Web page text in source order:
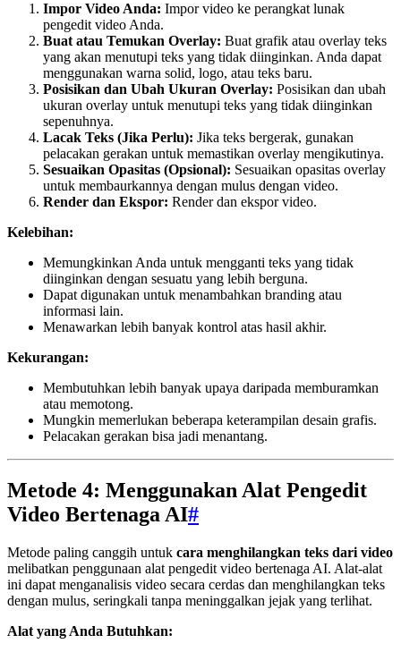
Impor Video Anda: Impor video ke perangkat lunak
pengedit video Anda.
Buat atau Temukan Overlay: Buat grafik atau overlay teks
yang akan menutupi teks yang tidak diinginkan. Anda dapat
menggunakan warna solid, logo, atau teks baru.
Posisikan dan Ubah Ukuran Overlay: Posisikan dan ubah
ukuran overlay untuk menutupi teks yang tidak diinginkan
sepenuhnya.
Lacak Teks (Jika Perlu): Jika teks bergerak, gunakan
pelacakan gerakan untuk memastikan overlay mengikutinya.
Sesuaikan Opasitas (Opsional): Sesuaikan opasitas overlay
untuk membaurkannya dengan mulus dengan video.
Render dan Ekspor: Render dan ekspor video.
Kelebihan:
Memungkinkan Anda untuk mengganti teks yang tidak
diinginkan dengan sesuatu yang lebih berguna.
Dapat digunakan untuk menambahkan branding atau
informasi lain.
Menawarkan lebih banyak kontrol atas hasil akhir.
Kekurangan:
Membutuhkan lebih banyak upaya daripada memburamkan
atau memotong.
Mungkin memerlukan beberapa keterampilan desain grafis.
Pelacakan gerakan bisa jadi menantang.
Metode 4: Menggunakan Alat Pengedit
Video Bertenaga AI#
Metode paling canggih untuk cara menghilangkan teks dari video
melibatkan penggunaan alat pengedit video bertenaga AI. Alat-alat
ini dapat menganalisis video secara cerdas dan menghilangkan teks
dengan mulus, seringkali tanpa meninggalkan jejak yang terlihat.
Alat yang Anda Butuhkan: